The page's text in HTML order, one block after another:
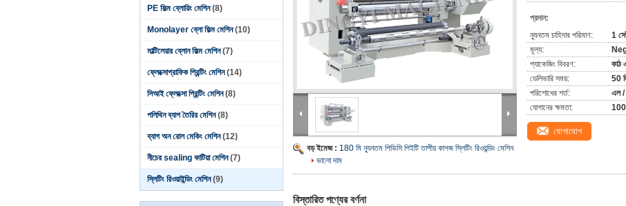
PE ফিল্ম ব্লোয়িং মেশিন (8)
Monolayer ব্লো ফিল্ম মেশিন (10)
মাল্টিলেয়ার ব্লোন ফিল্ম মেশিন (7)
ফ্লেক্সোগ্রাফিক প্রিন্টিং মেশিন (14)
সিআই ফ্লেক্সো প্রিন্টিং মেশিন (8)
পলিথিন ব্যাগ তৈরির মেশিন (8)
ব্যাগ অন রোল মেকিং মেশিন (12)
নীচের sealing কাটিয়া মেশিন (7)
স্লিটিং রিওয়াইন্ডিং মেশিন (9)
বড় ইমেজ : 180 মি ন্যূনতম পিভিসি পিইটি তাপীয় কাগজ স্লিটিং রিওয়ন্ডিং মেশিন
ভালো দাম
প্রদান:
ন্যূনতম চাহিদার পরিমাণ:
1
মূল্য:
প্যাকেজিং বিবরণ:
কাঠ
ডেলিভারি সময়:
50
পরিশোধের শর্ত:
এল /
যোগানের ক্ষমতা:
100
যোগাযোগ
বিস্তারিত পণ্যের বর্ণনা